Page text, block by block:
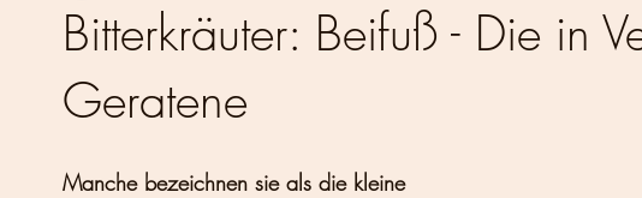
Eltern-Tipps für die Draußenzeit
Wander-Knowhow
Bitterkräuter: Beifuß - Die in
Geratene
Manche bezeichnen sie als die kleine